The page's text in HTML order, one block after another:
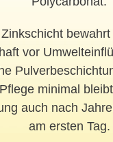
vor
minimal
auch nach
am ersten Tag.